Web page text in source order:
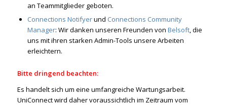
an Teammitglieder geboten.
Connections Notifyerund Connections Community
Manager: Wir danken unseren Freunden von Belsoft, die
uns mit ihren starken Admin-Tools unsere Arbeiten
erleichtern.
Bitte dringend beachten:
Es handelt sich um eine umfangreiche Wartungsarbeit.
UniConnect wird daher voraussichtlich im Zeitraum vom